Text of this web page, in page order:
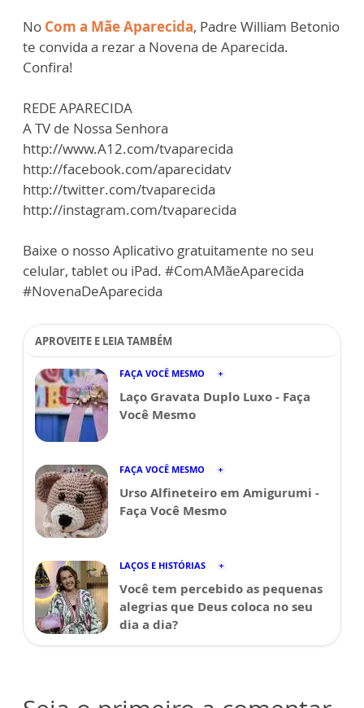
No Com a Mãe Aparecida, Padre William Betonio
te convida a rezar a Novena de Aparecida.
Confira!
REDE APARECIDA
A TV de Nossa Senhora
http://www.A12.com/tvaparecida
http://facebook.com/aparecidatv
http://twitter.com/tvaparecida
http://instagram.com/tvaparecida
Baixe o nosso Aplicativo gratuitamente no seu
celular, tablet ou iPad. #ComAMãeAparecida
#NovenaDeAparecida
APROVEITE E LEIA TAMBÉM
FAÇA VOCÊ MESMO
Laço Gravata Duplo Luxo - Faça
Você Mesmo
FAÇA VOCÊ MESMO
Urso Alfineteiro em Amigurumi -
Faça Você Mesmo
LAÇOS E HISTÓRIAS
Você tem percebido as pequenas
alegrias que Deus coloca no seu
dia a dia?